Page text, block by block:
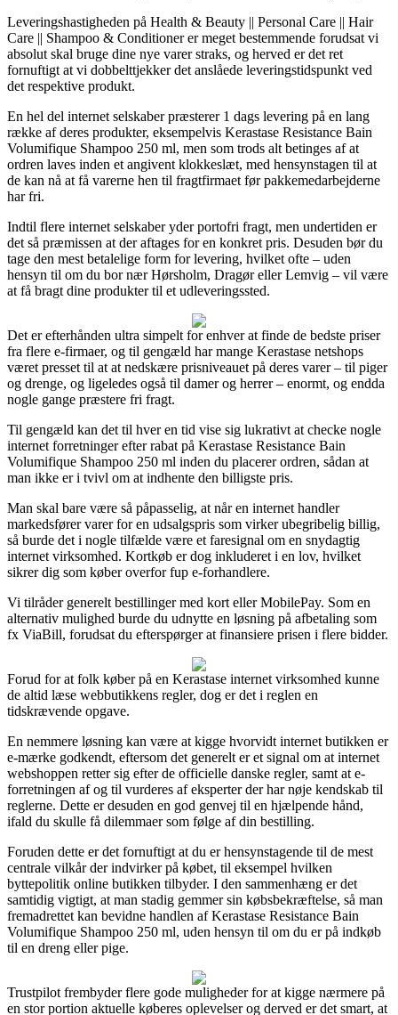
Leveringshastigheden på Health & Beauty || Personal Care || Hair
Care || Shampoo & Conditioner er meget bestemmende forudsat vi
absolut skal bruge dine nye varer straks, og herved er det ret
fornuftigt at vi dobbelttjekker det anslåede leveringstidspunkt ved
det respektive produkt.
En hel del internet selskaber præsterer 1 dags levering på en lang
række af deres produkter, eksempelvis Kerastase Resistance Bain
Volumifique Shampoo 250 ml, men som trods alt betinges af at
ordren laves inden et angivent klokkeslæt, med hensynstagen til at
de kan nå at få varerne hen til fragtfirmaet før pakkemedarbejderne
har fri.
Indtil flere internet selskaber yder portofri fragt, men undertiden er
det så præmissen at der aftages for en konkret pris. Desuden bør du
tage den mest betalelige form for levering, hvilket ofte – uden
hensyn til om du bor nær Hørsholm, Dragør eller Lemvig – vil være
at få bragt dine produkter til et udleveringssted.
Det er efterhånden ultra simpelt for enhver at finde de bedste priser
fra flere e-firmaer, og til gengæld har mange Kerastase netshops
været presset til at at nedskære prisniveauet på deres varer – til piger
og drenge, og ligeledes også til damer og herrer – enormt, og endda
nogle gange præstere fri fragt.
Til gengæld kan det til hver en tid vise sig lukrativt at checke nogle
internet forretninger efter rabat på Kerastase Resistance Bain
Volumifique Shampoo 250 ml inden du placerer ordren, sådan at
man ikke er i tvivl om at indhente den billigste pris.
Man skal bare være så påpasselig, at når en internet handler
markedsfører varer for en udsalgspris som virker ubegribelig billig,
så burde det i nogle tilfælde være et faresignal om en snydagtig
internet virksomhed. Kortkøb er dog inkluderet i en lov, hvilket
sikrer dig som køber overfor fup e-forhandlere.
Vi tilråder generelt bestillinger med kort eller MobilePay. Som en
alternativ mulighed burde du udnytte en løsning på afbetaling som
fx ViaBill, forudsat du efterspørger at finansiere prisen i flere bidder.
Forud for at folk køber på en Kerastase internet virksomhed kunne
de altid læse webbutikkens regler, dog er det i reglen en
tidskrævende opgave.
En nemmere løsning kan være at kigge hvorvidt internet butikken er
e-mærke godkendt, eftersom det generelt er et signal om at internet
webshoppen retter sig efter de officielle danske regler, samt at e-
forretningen af og til vurderes af eksperter der har nøje kendskab til
reglerne. Dette er desuden en god genvej til en hjælpende hånd,
ifald du skulle få dilemmaer som følge af din bestilling.
Foruden dette er det fornuftigt at du er hensynstagende til de mest
centrale vilkår der indvirker på købet, til eksempel hvilken
byttepolitik online butikken tilbyder. I den sammenhæng er det
samtidig vigtigt, at man stadig gemmer sin købsbekræftelse, så man
fremadrettet kan bevidne handlen af Kerastase Resistance Bain
Volumifique Shampoo 250 ml, uden hensyn til om du er på indkøb
til en dreng eller pige.
Trustpilot frembyder flere gode muligheder for at kigge nærmere på
en stor portion aktuelle køberes oplevelser og derved er det smart, at